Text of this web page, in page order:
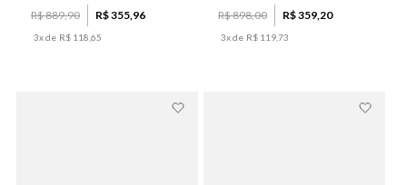
R$889,90 R$355 96
3x de R$ 118 65
R$898,00 R$359 20
3x de R$ 11973